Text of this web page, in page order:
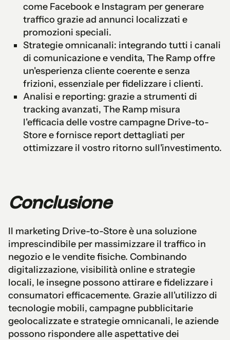
come Facebook e Instagram per generare
traffico grazie ad annunci localizzati e
promozioni speciali.
Strategie omnicanali: integrando tutti i canali
di comunicazione e vendita, The Ramp offre
un'esperienza cliente coerente e senza
frizioni, essenziale per fidelizzare i clienti.
Analisi e reporting: grazie a strumenti di
tracking avanzati, The Ramp misura
l'efficacia delle vostre campagne Drive-to-
Store e fornisce report dettagliati per
ottimizzare il vostro ritorno sull'investimento.
Conclusione
Il marketing Drive-to-Store è una soluzione
imprescindibile per massimizzare il traffico in
negozio e le vendite fisiche. Combinando
digitalizzazione, visibilità online e strategie
locali, le insegne possono attirare e fidelizzare i
consumatori efficacemente. Grazie all'utilizzo di
tecnologie mobili, campagne pubblicitarie
geolocalizzate e strategie omnicanali, le aziende
possono rispondere alle aspettative dei